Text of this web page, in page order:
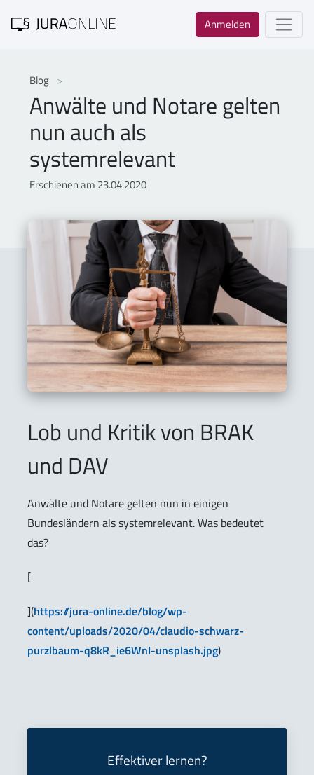
Anmelden
Blog
Anwälte und Notare gelten
nun auch als
systemrelevant
Erschienen am 23.04.2020
Lob und Kritik von BRAK
und DAV
Anwälte und Notare gelten nun in einigen
Bundesländern als systemrelevant. Was bedeutet
das?
[
](https://jura-online.de/blog/wp-
content/uploads/2020/04/claudio-schwarz-
purzlbaum-q8kR_ie6WnI-unsplash.jpg)
Effektiver lernen?